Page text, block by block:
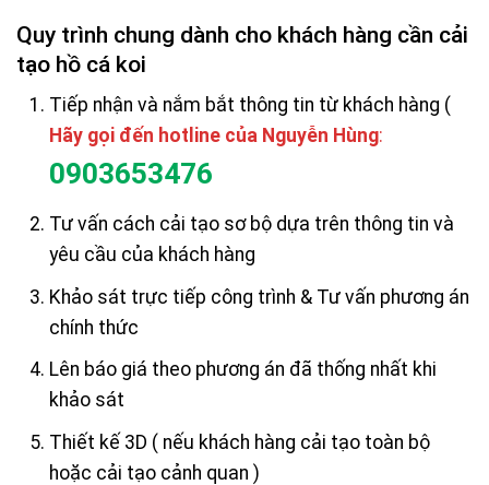
Quy trình chung dành cho khách hàng cần cải
tạo hồ cá koi
Tiếp nhận và nắm bắt thông tin từ khách hàng (
Hãy gọi đến hotline của Nguyễn Hùng:
0903653476
Tư vấn cách cải tạo sơ bộ dựa trên thông tin và
yêu cầu của khách hàng
Khảo sát trực tiếp công trình & Tư vấn phương án
chính thức
Lên báo giá theo phương án đã thống nhất khi
khảo sát
Thiết kế 3D ( nếu khách hàng cải tạo toàn bộ
hoặc cải tạo cảnh quan )